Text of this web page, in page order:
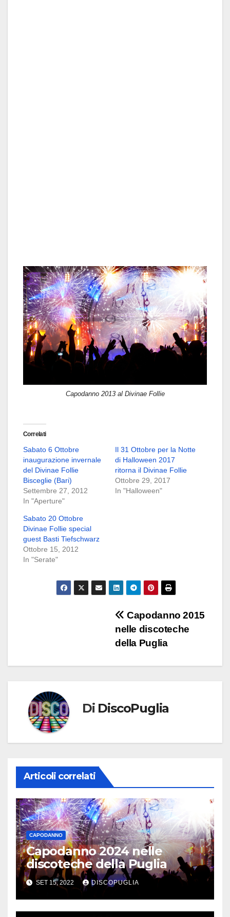
Capodanno 2013 al Divinae Follie
Correlati
Sabato 6 Ottobre
inaugurazione invernale
del Divinae Follie
Bisceglie (Bari)
Settembre 27, 2012
In "Aperture"
Il 31 Ottobre per la Notte
di Halloween 2017
ritorna il Divinae Follie
Ottobre 29, 2017
In "Halloween"
Sabato 20 Ottobre
Divinae Follie special
guest Basti Tiefschwarz
Ottobre 15, 2012
In "Serate"
Navigazione
Capodanno 2015
nelle discoteche
della Puglia
Di DiscoPuglia
Articoli correlati
CAPODANNO
Capodanno 2024 nelle
discoteche della Puglia
SET 15, 2022 DISCOPUGLIA